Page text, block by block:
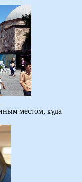
местом, куда